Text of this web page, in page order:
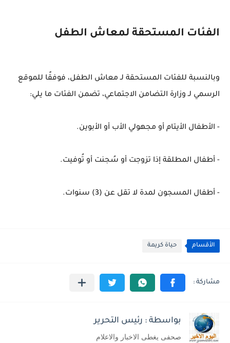
الفئات المستحقة لمعاش الطفل
وبالنسبة للفئات المستحقة لـ معاش الطفل، فوفقًا للموقع
الرسمي لـ وزارة التضامن الاجتماعي، تضمن الفئات ما يلي:
- الأطفال الأيتام أو مجهولي الأب أو الأبوين.
- أطفال المطلقة إذا تزوجت أو سُجنت أو تُوفيت.
- أطفال المسجون لمدة لا تقل عن (3) سنوات.
الأقسام حياة كريمة
بواسطة : رئيس التحرير
صحفى يغطى الاخبار والاعلام